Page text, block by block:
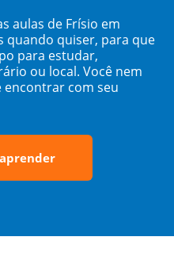
aulas de Frísio em
quando quiser, para que
para estudar,
ou local. Você nem
encontrar com seu